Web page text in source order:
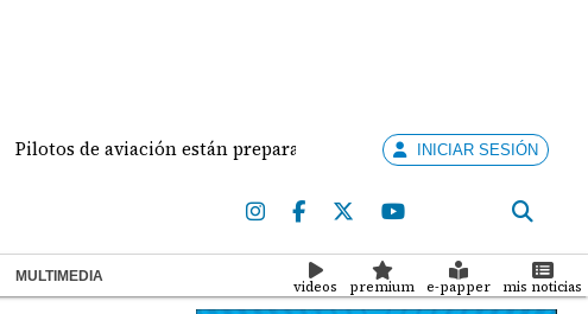
de aviación están preparados para ejercer la docenciaINICIAR SESIÓN
MULTIMEDIA
videos premium e-papper mis noticias